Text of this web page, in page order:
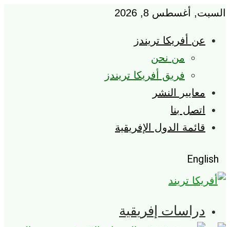
أغسطس 8, 2026
عن أفريكا تريندز
من نحن
فريق أفريكا تريندز
معايير النشر
اتصل بنا
قائمة الدول الإفريقية
دراسات إفريقية